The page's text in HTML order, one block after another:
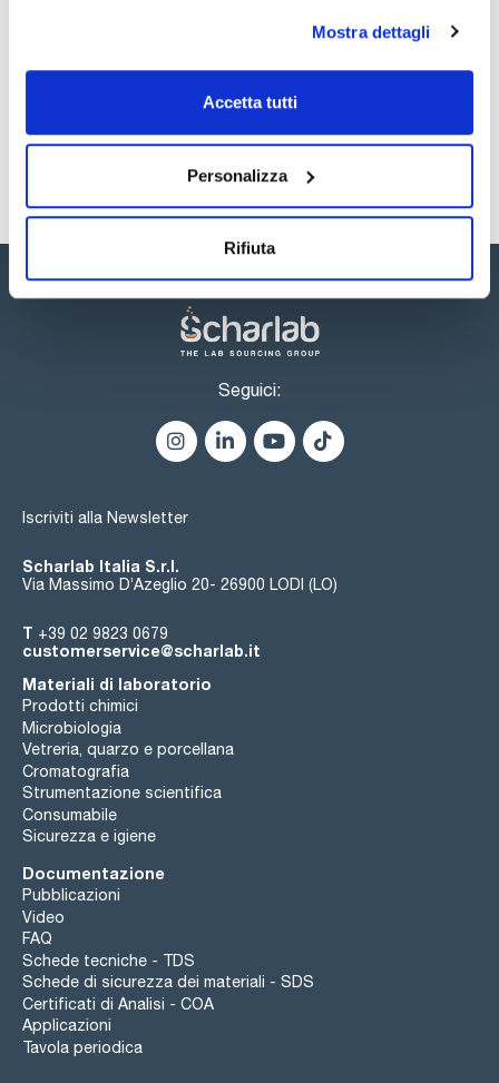
Mostra dettagli
Accetta tutti
Personalizza
Rifiuta
Prive di DNAsa, Rnasa, metalli e pirogeni.
SDS / Scheda di
Seguici:
Iscriviti alla Newsletter
Scharlab Italia S.r.l.
Via Massimo D’Azeglio 20- 26900 LODI (LO)
T +39 02 9823 0679
customerservice@scharlab.it
Materiali di laboratorio
Prodotti chimici
Microbiologia
Vetreria, quarzo e porcellana
Cromatografia
Strumentazione scientifica
Consumabile
Sicurezza e igiene
Documentazione
Pubblicazioni
Video
FAQ
Schede tecniche - TDS
Schede di sicurezza dei materiali - SDS
Certificati di Analisi - COA
Applicazioni
Tavola periodica